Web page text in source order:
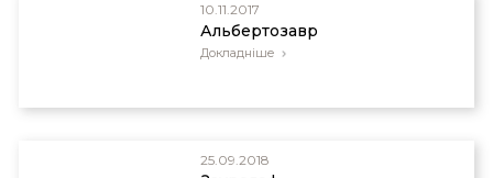
10.11.2017
Альбертозавр
Докладніше
25.09.2018